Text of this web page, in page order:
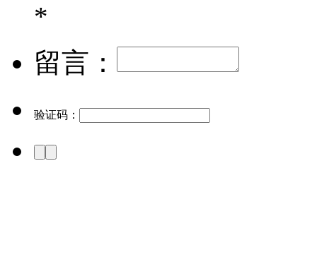
*
留言：
验证码：